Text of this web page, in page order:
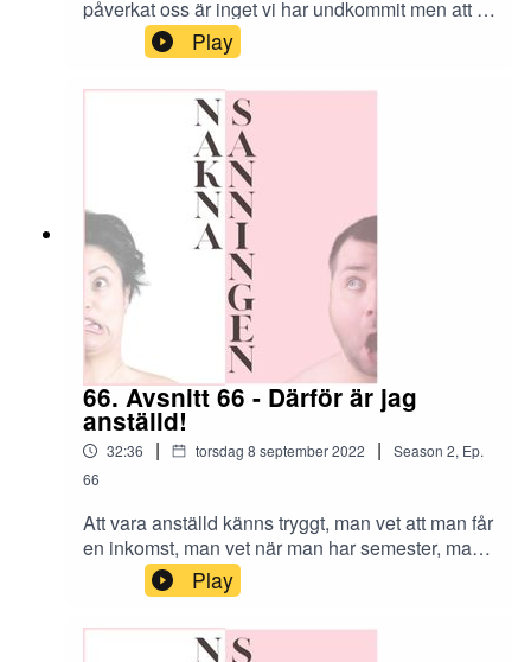
påverkat oss är inget vi har undkommit men att vi
nu under hösten också måste hantera nästa kris i
form av alldeles för höga elpriser är nog pricken
över i:et. Vi är nog inte dom enda som har råkat
ut för detta eller kommer bli drabbad. Hur tänker
politikerna göra nu för att rädda svenska folket
ifrån en personlig konkurs.
Play
66. Avsnitt 66 - Därför är jag
anställd!
32:36 | torsdag 8 september 2022 | Season 2, Ep.
66
Att vara anställd känns tryggt, man vet att man får
en inkomst, man vet när man har semester, man
vet att när man är sjuk får man sjuklön och likaså
när jag vabbar eller är i behov av sjukersättning.
Dessutom om jag vill ta ett lån för att köpa hus
eller bil så är det bra att ha en anställning.
Play